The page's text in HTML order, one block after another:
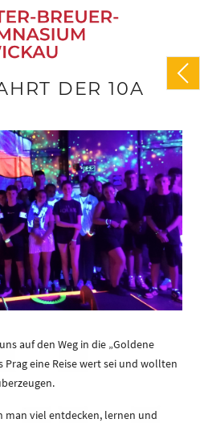
DER 10A
auf den Weg in die „Goldene
Prag eine Reise wert sei und wollten
viel entdecken, lernen und